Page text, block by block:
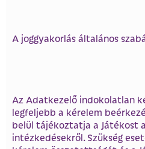
A joggyakorlás általános
Az Adatkezelő indokolatlan
legfeljebb a kérelem
belül tájékoztatja a Játékost
intézkedésekről. Szükség